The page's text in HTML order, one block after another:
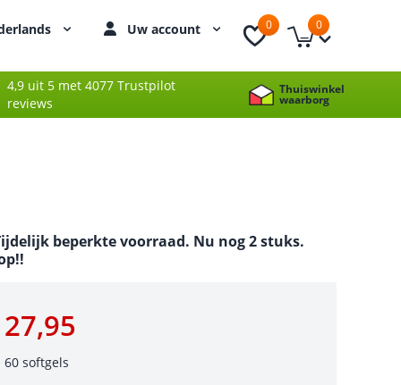
Uw account 0 0
4,9 uit 5 met 4077 Trustpilot
reviews
Thuiswinkel
waarborg
beperkte voorraad. Nu nog 2 stuks.
27,95
60 softgels